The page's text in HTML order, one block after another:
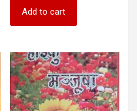
Add to cart